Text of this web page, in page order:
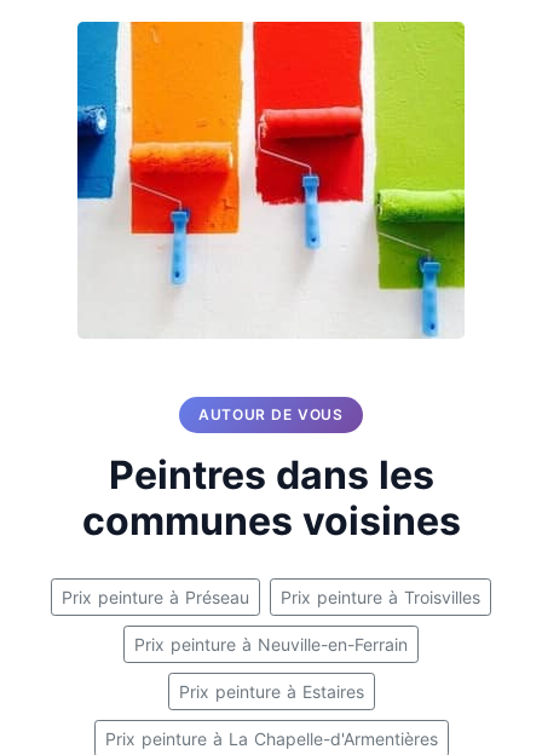
AUTOUR DE VOUS
Peintres dans les
communes voisines
Prix peinture à Préseau Prix peinture à Troisvilles
Prix peinture à Neuville-en-Ferrain
Prix peinture à Estaires
Prix peinture à La Chapelle-d'Armentières